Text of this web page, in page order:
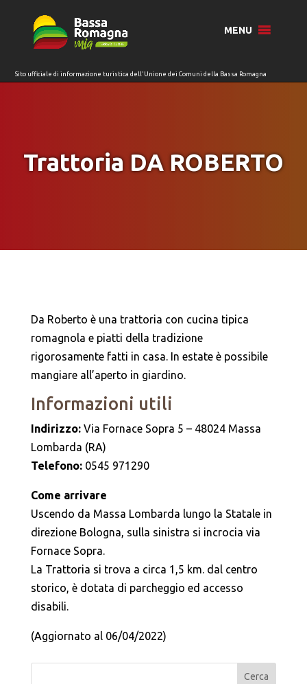
MENU
Trattoria DA ROBERTO
Da Roberto è una trattoria con cucina tipica
romagnola e piatti della tradizione
rigorosamente fatti in casa. In estate è possibile
mangiare all’aperto in giardino.
Informazioni utili
Indirizzo: Via Fornace Sopra 5 – 48024 Massa
Lombarda (RA)
Telefono: 0545 971290
Come arrivare
Uscendo da Massa Lombarda lungo la Statale in
direzione Bologna, sulla sinistra si incrocia via
Fornace Sopra.
La Trattoria si trova a circa 1,5 km. dal centro
storico, è dotata di parcheggio ed accesso
disabili.
(Aggiornato al 06/04/2022)